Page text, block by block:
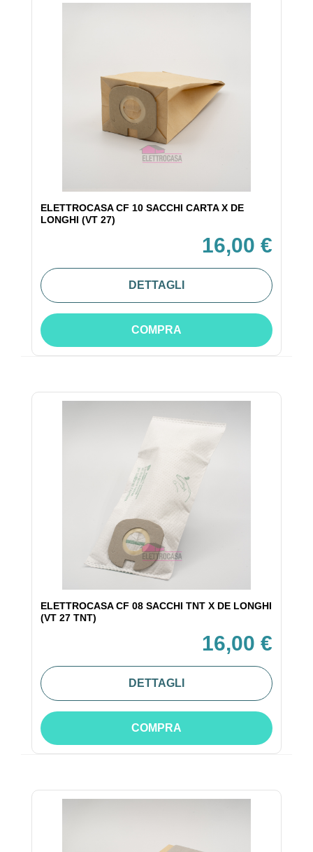
ELETTROCASA CF 10 SACCHI CARTA X DE
LONGHI (VT 27)
16,00 €
DETTAGLI
COMPRA
ELETTROCASA CF 08 SACCHI TNT X DE LONGHI
(VT 27 TNT)
16,00 €
DETTAGLI
COMPRA